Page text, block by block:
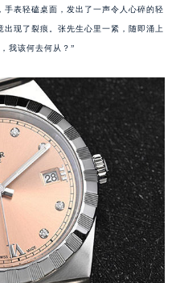
表轻磕桌面，发出了一声令人心碎的轻
现了裂痕。张先生心里一紧，随即涌上
我该何去何从？”